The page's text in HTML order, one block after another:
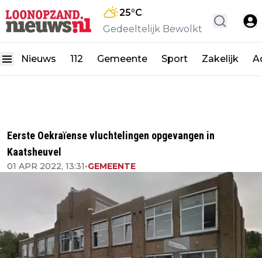
25°C
Gedeeltelijk Bewolkt
Nieuws 112 Gemeente Sport Zakelijk
Eerste Oekraïense vluchtelingen opgevangen in
Kaatsheuvel
01 APR 2022, 13:31•GEMEENTE